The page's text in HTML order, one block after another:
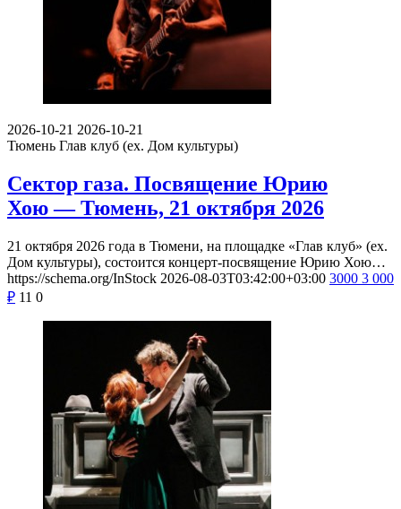
2026-10-21 2026-10-21
Тюмень Глав клуб (ex. Дом культуры)
Сектор газа. Посвящение Юрию
Хою — Тюмень, 21 октября 2026
21 октября 2026 года в Тюмени, на площадке «Глав клуб» (ex.
Дом культуры), состоится концерт-посвящение Юрию Хою…
https://schema.org/InStock 2026-08-03T03:42:00+03:00 3000 3 000
₽ 11 0